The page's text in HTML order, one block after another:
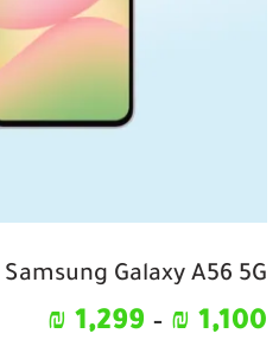
Samsung Galaxy A56 5G
1,100
₪
–
1,299
₪